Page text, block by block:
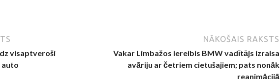
visaptveroši
auto
NĀKOŠAIS RAKSTS
Vakar Limbažos iereibis BMW vadītājs izraisa
avāriju ar četriem cietušajiem; pats nonāk
reanimācijā